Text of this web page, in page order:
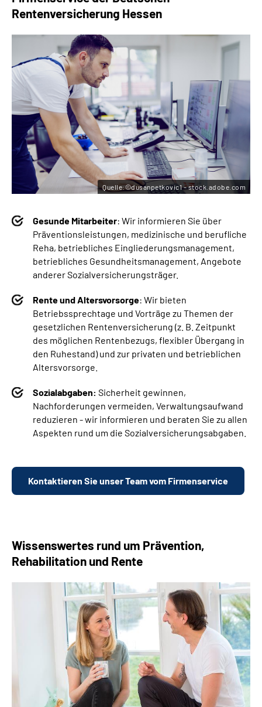
Rentenversicherung Hessen
Gesunde Mitarbeiter: Wir informieren Sie über
Präventionsleistungen, medizinische und berufliche
Reha, betriebliches Eingliederungsmanagement,
betriebliches Gesundheitsmanagement, Angebote
anderer Sozialversicherungsträger.
Rente und Altersvorsorge: Wir bieten
Betriebssprechtage und Vorträge zu Themen der
gesetzlichen Rentenversicherung (z. B. Zeitpunkt
des möglichen Rentenbezugs, flexibler Übergang in
den Ruhestand) und zur privaten und betrieblichen
Altersvorsorge.
Sozialabgaben: Sicherheit gewinnen,
Nachforderungen vermeiden, Verwaltungsaufwand
reduzieren - wir informieren und beraten Sie zu allen
Aspekten rund um die Sozialversicherungsabgaben.
Kontaktieren Sie unser Team vom Firmenservice
Quelle:©dusanpetkovic1 - stock.adobe.com
Wissenswertes rund um Prävention,
Rehabilitation und Rente